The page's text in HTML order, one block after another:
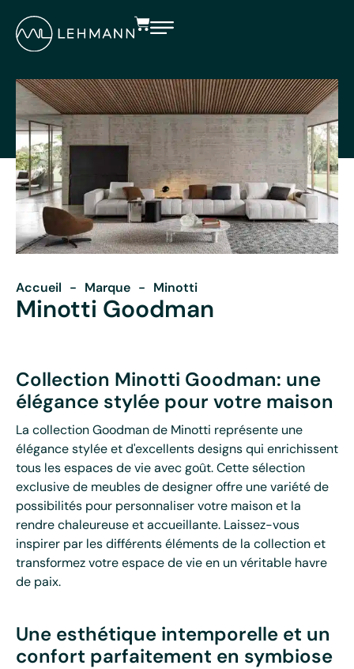
Accueil - Marque - Minotti
Minotti Goodman
Collection Minotti Goodman: une
élégance stylée pour votre maison
La collection Goodman de Minotti représente une
élégance stylée et d'excellents designs qui enrichissent
tous les espaces de vie avec goût. Cette sélection
exclusive de meubles de designer offre une variété de
possibilités pour personnaliser votre maison et la
rendre chaleureuse et accueillante. Laissez-vous
inspirer par les différents éléments de la collection et
transformez votre espace de vie en un véritable havre
de paix.
Une esthétique intemporelle et un
confort parfaitement en symbiose